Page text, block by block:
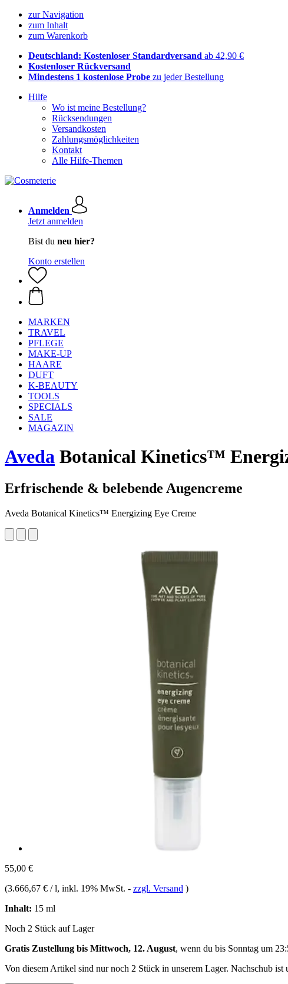
zur Navigation
zum Inhalt
zum Warenkorb
Deutschland: Kostenloser Standardversand ab 42,90 €
Kostenloser Rückversand
Mindestens 1 kostenlose Probe zu jeder Bestellung
Hilfe
Wo ist meine Bestellung?
Rücksendungen
Versandkosten
Zahlungsmöglichkeiten
Kontakt
Alle Hilfe-Themen
Anmelden
Jetzt anmelden
Bist du neu hier?
Konto erstellen
MARKEN
TRAVEL
PFLEGE
MAKE-UP
HAARE
DUFT
K-BEAUTY
TOOLS
SPECIALS
SALE
MAGAZIN
Aveda Botanical Kinetics™
Erfrischende & belebende Augencreme
Aveda Botanical Kinetics™ Energizing Eye Creme
55,00 €
(3.666,67 € / l, inkl. 19% MwSt. - zzgl. Versand )
Inhalt: 15 ml
Noch 2 Stück auf Lager
Gratis Zustellung bis Mittwoch, 12. August, wenn du bis Sonntag um
Von diesem Artikel sind nur noch 2 Stück in unserem Lager. Nachschub